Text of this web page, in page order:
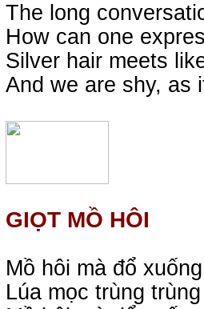
The long
How can one
Silver hair meets
And we are shy, as
GIỌT MỒ HÔI
Mồ hôi mà đổ
Lúa mọc trùng